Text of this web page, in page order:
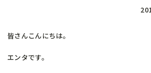
皆さんこんにちは。
エンタです。